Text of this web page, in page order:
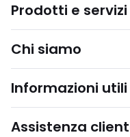
Prodotti e servizi
Chi siamo
Informazioni utili
Assistenza